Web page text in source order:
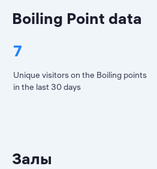
Boiling Point data
7
Unique visitors on the Boiling points
in the last 30 days
Залы